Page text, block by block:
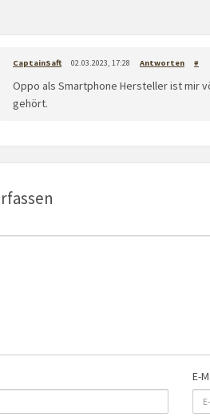
CaptainSaft 02.03.2023, 17:28 Antworten #
Oppo als Smartphone Hersteller ist mir
gehört.
E-